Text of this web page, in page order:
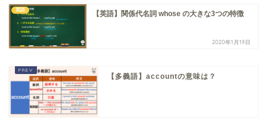
英語 【英語】関係代名詞 whose の大きな3つの特徴
2020年1月19日
【多義語】accountの意味は？